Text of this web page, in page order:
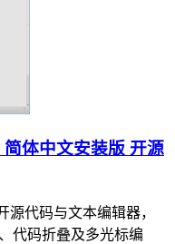
简体中文安装版 开源
源代码与文本编辑器，
代码折叠及多光标编